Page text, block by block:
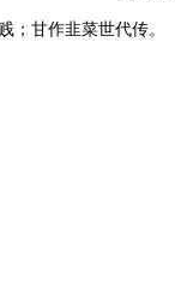
；甘作韭菜世代传。